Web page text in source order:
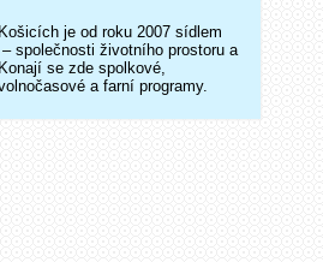
je od roku 2007 sídlem
společnosti životního prostoru a
se zde spolkové,
a farní programy.